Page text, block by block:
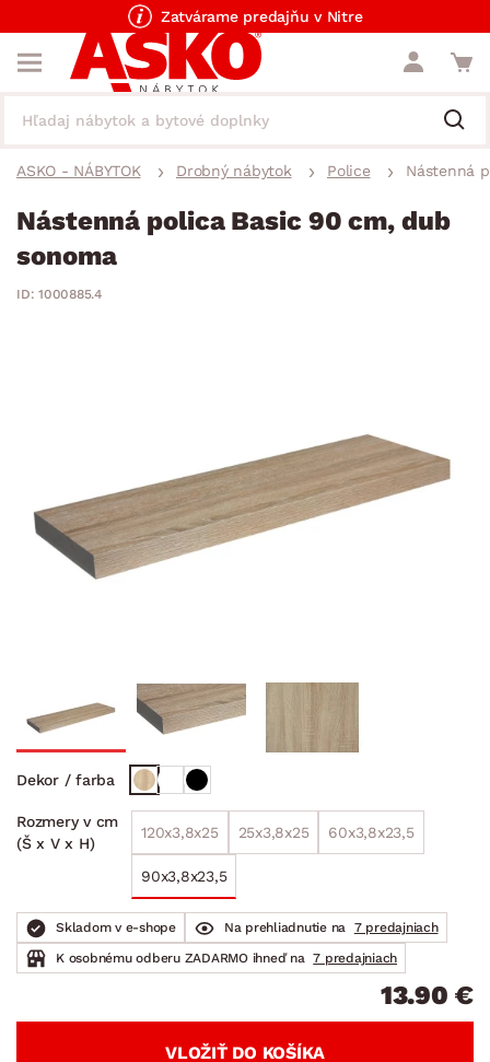
Zatvárame predajňu v Nitre
ASKO - NÁBYTOK Drobný nábytok Police Nástenná
Nástenná polica Basic 90 cm, dub
sonoma
ID: 1000885.4
Dekor / farba
Rozmery v cm
(Š x V x H)
120x3,8x25 25x3,8x25 60x3,8x23,5
90x3,8x23,5
Skladom v e-shope Na prehliadnutie na
7 predajniach
K osobnému odberu ZADARMO ihneď na 7 predajniach
13.90 €
VLOŽIŤ DO KOŠÍKA